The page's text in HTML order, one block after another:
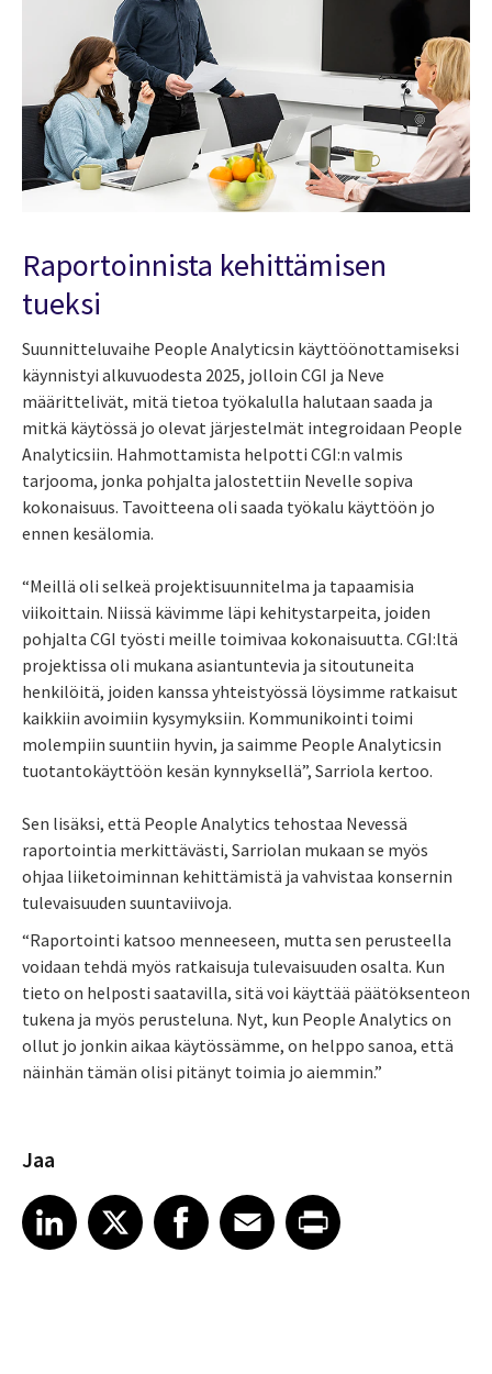
Raportoinnista kehittämisen
tueksi
Suunnitteluvaihe People Analyticsin käyttöönottamiseksi
käynnistyi alkuvuodesta 2025, jolloin CGI ja Neve
määrittelivät, mitä tietoa työkalulla halutaan saada ja
mitkä käytössä jo olevat järjestelmät integroidaan People
Analyticsiin. Hahmottamista helpotti CGI:n valmis
tarjooma, jonka pohjalta jalostettiin Nevelle sopiva
kokonaisuus. Tavoitteena oli saada työkalu käyttöön jo
ennen kesälomia.
“Meillä oli selkeä projektisuunnitelma ja tapaamisia
viikoittain. Niissä kävimme läpi kehitystarpeita, joiden
pohjalta CGI työsti meille toimivaa kokonaisuutta. CGI:ltä
projektissa oli mukana asiantuntevia ja sitoutuneita
henkilöitä, joiden kanssa yhteistyössä löysimme ratkaisut
kaikkiin avoimiin kysymyksiin. Kommunikointi toimi
molempiin suuntiin hyvin, ja saimme People Analyticsin
tuotantokäyttöön kesän kynnyksellä”, Sarriola kertoo.
Sen lisäksi, että People Analytics tehostaa Nevessä
raportointia merkittävästi, Sarriolan mukaan se myös
ohjaa liiketoiminnan kehittämistä ja vahvistaa konsernin
tulevaisuuden suuntaviivoja.
“Raportointi katsoo menneeseen, mutta sen perusteella
voidaan tehdä myös ratkaisuja tulevaisuuden osalta. Kun
tieto on helposti saatavilla, sitä voi käyttää päätöksenteon
tukena ja myös perusteluna. Nyt, kun People Analytics on
ollut jo jonkin aikaa käytössämme, on helppo sanoa, että
näinhän tämän olisi pitänyt toimia jo aiemmin.”
Jaa
Share article on LinkedIn
LinkedIn
Share article on XShare article on Facebook
Facebook
Share article on Email
EmailShare article on Print